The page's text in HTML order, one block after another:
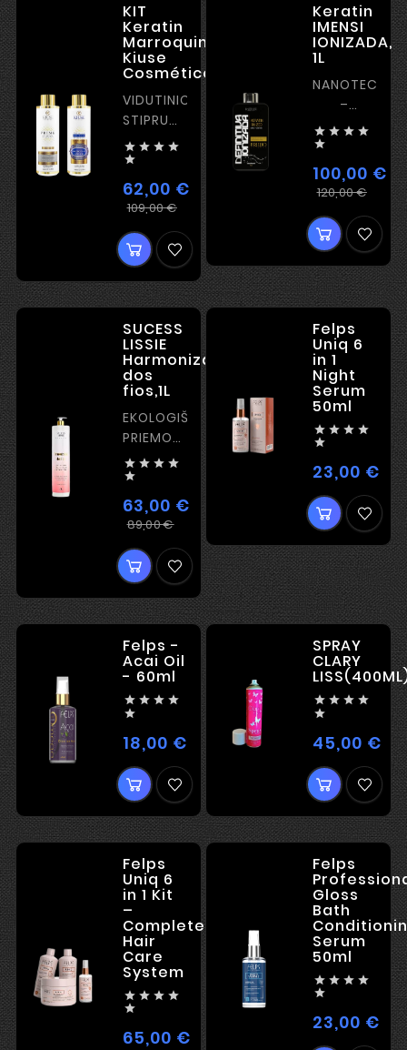
KIT
Keratin
Marroquina
Kiuse
Cosméticos,2*1L
VIDUTINIO
STIPRUMO
KERATINAS
   

62,00 €
109,00 €
kaina
Keratin
IMENSI
IONIZADA,
1L
–
TIESINIMO
GALIA –
STIPRUS
KERATINAS
   

100,00 €
120,00 €
SUCESS
LISSIE
Harmonização
dos
fios,1L
EKOLOGIŠKA
PRIEMONĖ
SU
YPATINGU
BLIZGESIU
   

63,00 €
89,00 €
kaina
Felps
Uniq 6
in 1
Night
Serum
50ml
   

23,00 €
Felps -
Acai Oil
- 60ml
   

18,00 €Kaina
SPRAY
CLARY
   

45,00 €
Felps
Uniq 6
in 1 Kit
–
Complete
Hair
Care
System
   

65,00 €Kaina
Felps
Gloss
Bath
Serum
50ml
   

23,00 €